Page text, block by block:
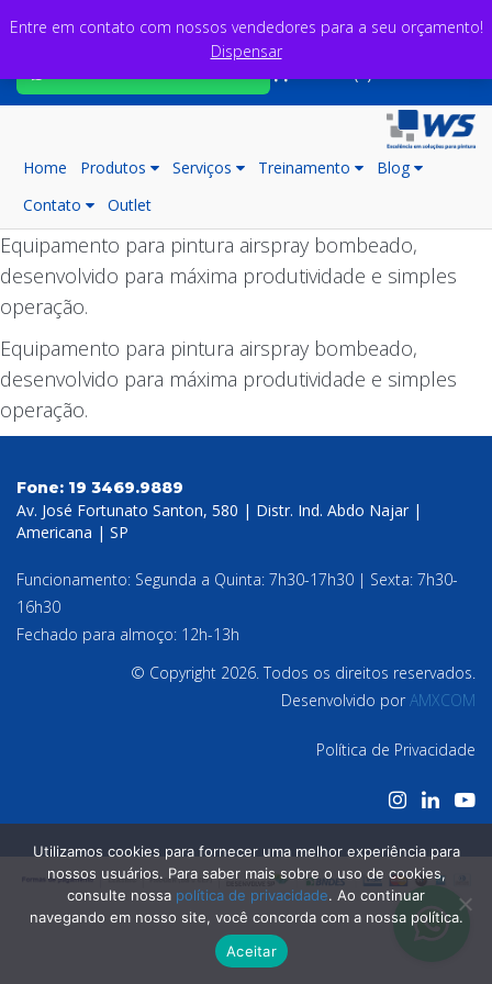
Home Produtos Serviços Treinamento
Blog
Contato
Outlet
Equipamento para pintura airspray bombeado,
desenvolvido para máxima produtividade e simples
operação.
Equipamento para pintura airspray bombeado,
desenvolvido para máxima produtividade e simples
operação.
Fone: 19 3469.9889
Av. José Fortunato Santon, 580 | Distr. Ind. Abdo Najar |
Americana | SP
Funcionamento: Segunda a Quinta: 7h30-17h30 | Sexta: 7h30-
16h30
Fechado para almoço: 12h-13h
© Copyright 2026. Todos os direitos reservados.
Desenvolvido porAMXCOM
Política de Privacidade
Entre em contato com nossos vendedores para a seu orçamento!
Dispensar
Utilizamos cookies para fornecer uma melhor experiência para
nossos usuários. Para saber mais sobre o uso de cookies,
consulte nossa política de privacidade. Ao continuar
navegando em nosso site, você concorda com a nossa política.
Aceitar